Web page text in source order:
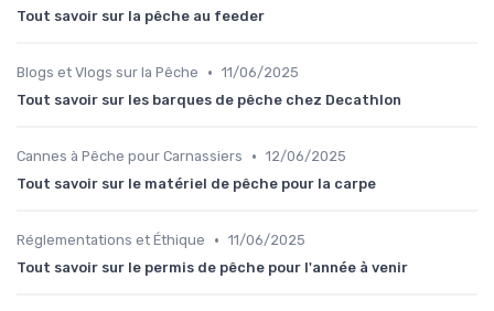
Tout savoir sur la pêche au feeder
Blogs et Vlogs sur la Pêche • 11/06/2025
Tout savoir sur les barques de pêche chez Decathlon
Cannes à Pêche pour Carnassiers • 12/06/2025
Tout savoir sur le matériel de pêche pour la carpe
Réglementations et Éthique • 11/06/2025
Tout savoir sur le permis de pêche pour l'année à venir